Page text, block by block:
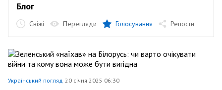
Блог
Свіжі Перегляди Голосування Репости
Український погляд 20 січня 2025 06:30